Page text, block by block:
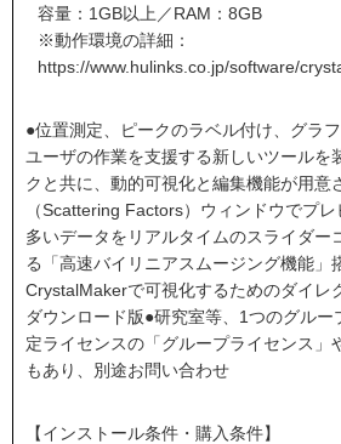
容量：1GB以上／RAM：8GB
※動作環境の詳細：
https://www.hulinks.co.jp/software/
●位置測定、ピークのラベル付け、グラ
ユーザの作業を支援する新しいツールを
クと共に、動的可視化と編集機能が用意
（Scattering Factors）ウィンドウでプ
多いデータをリアルタイムのスライダー
る「高速バイリニアスムージング機能」
CrystalMakerで可視化するためのダイレ
ダウンロード版●研究室等、1つのグル
定ライセンスの「グループライセンス」
もあり、別途お問い合わせ
【インストール条件・購入条件】